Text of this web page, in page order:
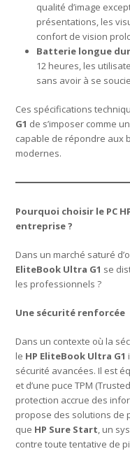
qualité d’image
présentations, les
confort de vision
Batterie longue
12 heures, les
sans avoir à se
Ces spécifications
G1 de s’imposer comme
capable de répondre aux
modernes.
Pourquoi choisir le PC
entreprise ?
Dans un marché saturé
EliteBook Ultra G1 se
les professionnels ?
Une sécurité renforcée
Dans un contexte où la
le HP EliteBook Ultra G1
sécurité avancées. Il est
et d’une puce TPM
protection accrue des
propose des solutions de
que HP Sure Start, un
contre toute tentative de